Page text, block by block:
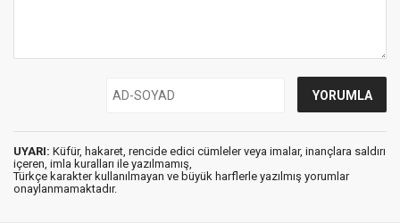
UYARI: Küfür, hakaret, rencide edici cümleler veya imalar, inançlara saldırı
içeren, imla kuralları ile yazılmamış,
Türkçe karakter kullanılmayan ve büyük harflerle yazılmış yorumlar
onaylanmamaktadır.